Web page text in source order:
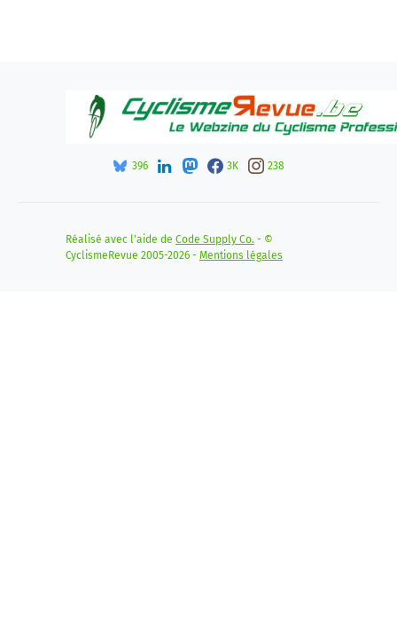
396 3K 238
Réalisé avec l'aide de Code Supply Co. - ©
CyclismeRevue 2005-2026 - Mentions légales